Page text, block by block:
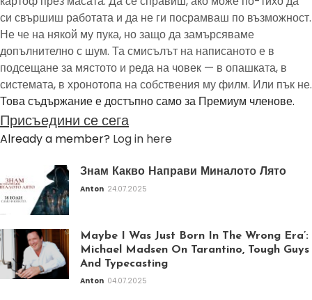
си свършиш работата и да не ги посрамваш по възможност.
Не че на някой му пука, но защо да замърсяваме
допълнително с шум. Та смисълът на написаното е в
подсещане за мястото и реда на човек — в опашката, в
системата, в хронотопа на собствения му филм. Или пък не.
Това съдържание е достъпно само за Премиум членове.
Присъедини се сега
Already a member? Log in here
Знам Какво Направи Миналото Лято
Anton 24.07.2025
Maybe I Was Just Born In The Wrong Era’:
Michael Madsen On Tarantino, Tough Guys
And Typecasting
Anton 04.07.2025